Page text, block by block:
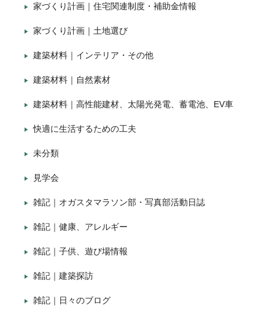
家づくり計画｜住宅関連制度・補助金情報
家づくり計画｜土地選び
建築材料｜インテリア・その他
建築材料｜自然素材
建築材料｜高性能建材、太陽光発電、蓄電池、EV車
快適に生活するための工夫
未分類
見学会
雑記｜オガスタマラソン部・写真部活動日誌
雑記｜健康、アレルギー
雑記｜子供、遊び場情報
雑記｜建築探訪
雑記｜日々のブログ